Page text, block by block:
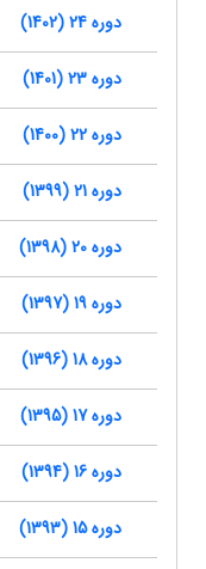
دوره 24 (1402)
دوره 23 (1401)
دوره 22 (1400)
دوره 21 (1399)
دوره 20 (1398)
دوره 19 (1397)
دوره 18 (1396)
دوره 17 (1395)
دوره 16 (1394)
دوره 15 (1393)